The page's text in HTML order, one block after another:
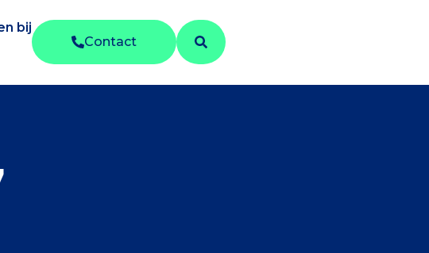
bij
Contact